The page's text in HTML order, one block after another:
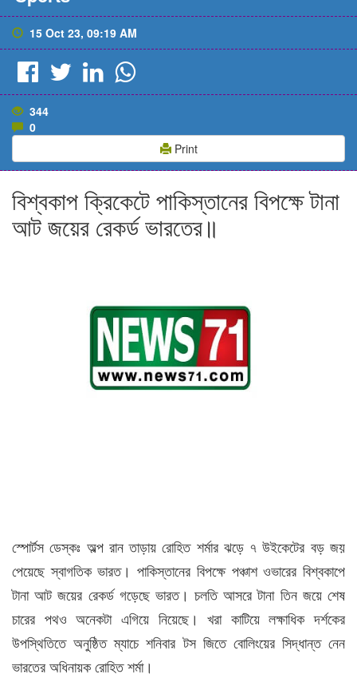
15 Oct 23, 09:19 AM
344
0
Print
বিশ্বকাপ ক্রিকেটে পাকিস্তানের বিপক্ষে টানা
আট জয়ের রেকর্ড ভারতের॥
স্পোর্টস ডেস্কঃ অল্প রান তাড়ায় রোহিত শর্মার ঝড়ে ৭ উইকেটের বড় জয়
পেয়েছে স্বাগতিক ভারত। পাকিস্তানের বিপক্ষে পঞ্চাশ ওভারের বিশ্বকাপে
টানা আট জয়ের রেকর্ড গড়েছে ভারত। চলতি আসরে টানা তিন জয়ে শেষ
চারের পথও অনেকটা এগিয়ে নিয়েছে। খরা কাটিয়ে লক্ষাধিক দর্শকের
উপস্থিতিতে অনুষ্ঠিত ম্যাচে শনিবার টস জিতে বোলিংয়ের সিদ্ধান্ত নেন
ভারতের অধিনায়ক রোহিত শর্মা।